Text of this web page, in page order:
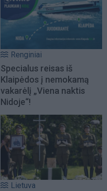
Renginiai
Specialus reisas iš
Klaipėdos į nemokamą
vakarėlį „Viena naktis
Nidoje“!
Lietuva